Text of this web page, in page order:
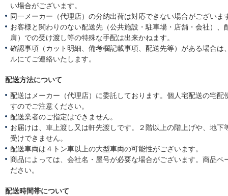
い場合がございます。
同一メーカー（代理店）の分納出荷は対応できない場合がございま
お客様と関わりのない配送先（公共施設・駐車場・店舗・会社）、
肩）での受け渡し等の特殊な手配は出来かねます。
確認事項（カット明細、備考欄記載事項、配送先等）がある場合は
ルにてご連絡いたします。
配送方法について
配送はメーカー（代理店）に委託しております。個人宅配送の宅配
すのでご注意ください。
配送業者のご指定はできません。
お届けは、車上渡し又は軒先渡しです。２階以上の階上げや、地下
受けできません。
配送車両は４トン車以上の大型車両の可能性がございます。
商品によっては、会社名・屋号が必要な場合がございます。商品ペ
ださい。
配送時間帯について